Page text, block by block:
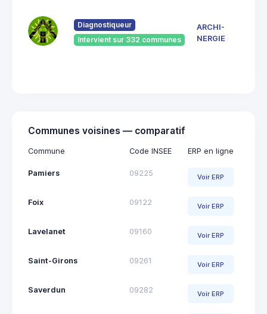
Diagnostiqueur
Intervient sur 332 communes
ARCHI-
NERGIE
Communes voisines — comparatif
Commune Code INSEE ERP en ligne
Pamiers 09225 Voir ERP
Foix 09122 Voir ERP
Lavelanet 09160 Voir ERP
Saint-Girons 09261 Voir ERP
Saverdun 09282 Voir ERP